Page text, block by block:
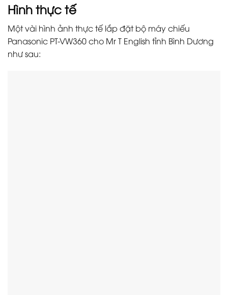
Hình thực tế
Một vài hình ảnh thực tế lắp đặt bộ máy chiếu
Panasonic PT-VW360 cho Mr T English tỉnh Bình Dương
như sau: